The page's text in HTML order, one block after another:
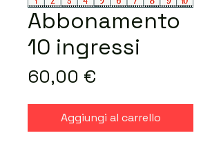
Abbonamento
10 ingressi
60,00 €
Aggiungi al carrello